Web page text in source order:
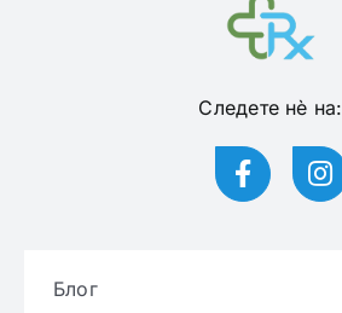
Следете нѐ на:
Блог